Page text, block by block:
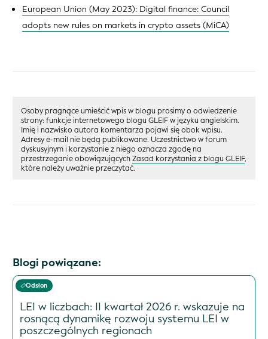
European Union (May 2023): Digital finance: Council
adopts new rules on markets in crypto assets (MiCA)
Osoby pragnące umieścić wpis w blogu prosimy o odwiedzenie
strony: funkcje internetowego blogu GLEIF w języku angielskim.
Imię i nazwisko autora komentarza pojawi się obok wpisu.
Adresy e-mail nie będą publikowane. Uczestnictwo w forum
dyskusyjnym i korzystanie z niego oznacza zgodę na
przestrzeganie obowiązującychZasad korzystania z blogu GLEIF,
które należy uważnie przeczytać.
Blogi powiązane:
Odsłon
LEI w liczbach: II kwartał 2026 r. wskazuje na
rosnącą dynamikę rozwoju systemu LEI w
poszczególnych regionach